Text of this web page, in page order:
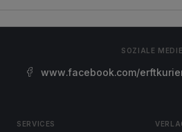
SOZIALE
www.facebook.com/
SERVICES